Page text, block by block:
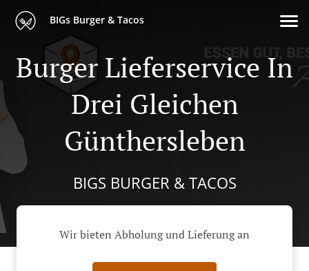
BIGs Burger & Tacos
Burger Lieferservice In
Drei Gleichen
Günthersleben
BIGS BURGER & TACOS
Wir bieten Abholung und Lieferung an